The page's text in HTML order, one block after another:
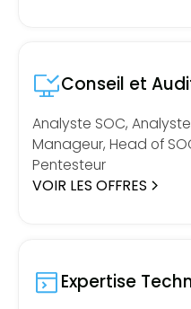
Conseil et
Analyste SOC, Analyste
Manageur, Head of
Pentesteur
VOIR LES OFFRES
Expertise